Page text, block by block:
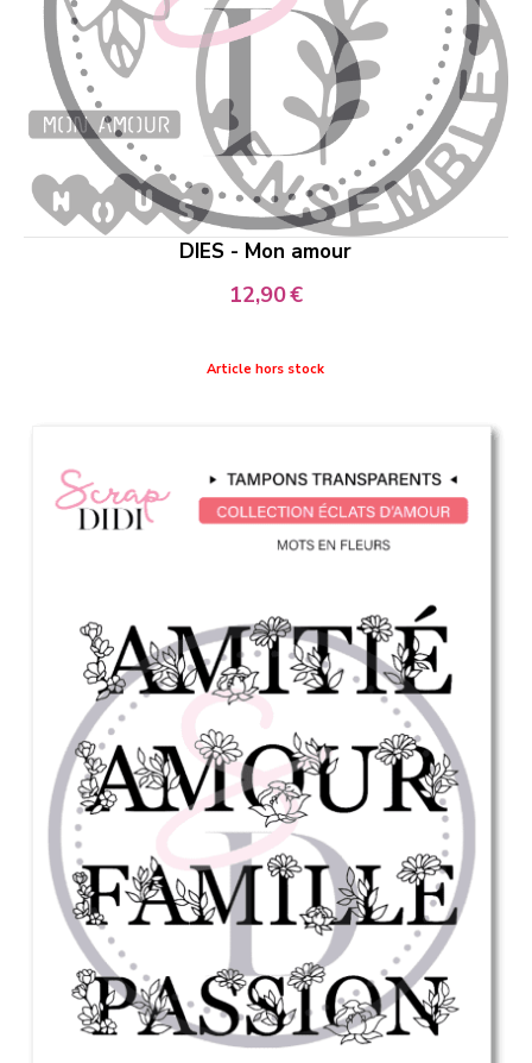
DIES - Mon amour
12,90€
Article hors stock